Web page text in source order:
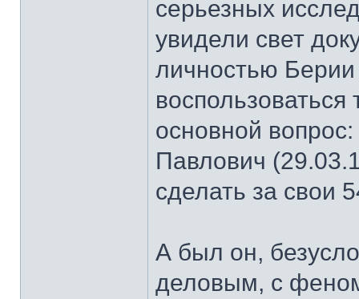
серьезных
увидели свет
личностью
основной
Павлович
сделать за свои
А был он,
деловым, с